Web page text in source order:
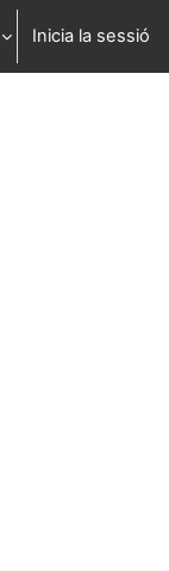
de la cerca
Inicia la sessió